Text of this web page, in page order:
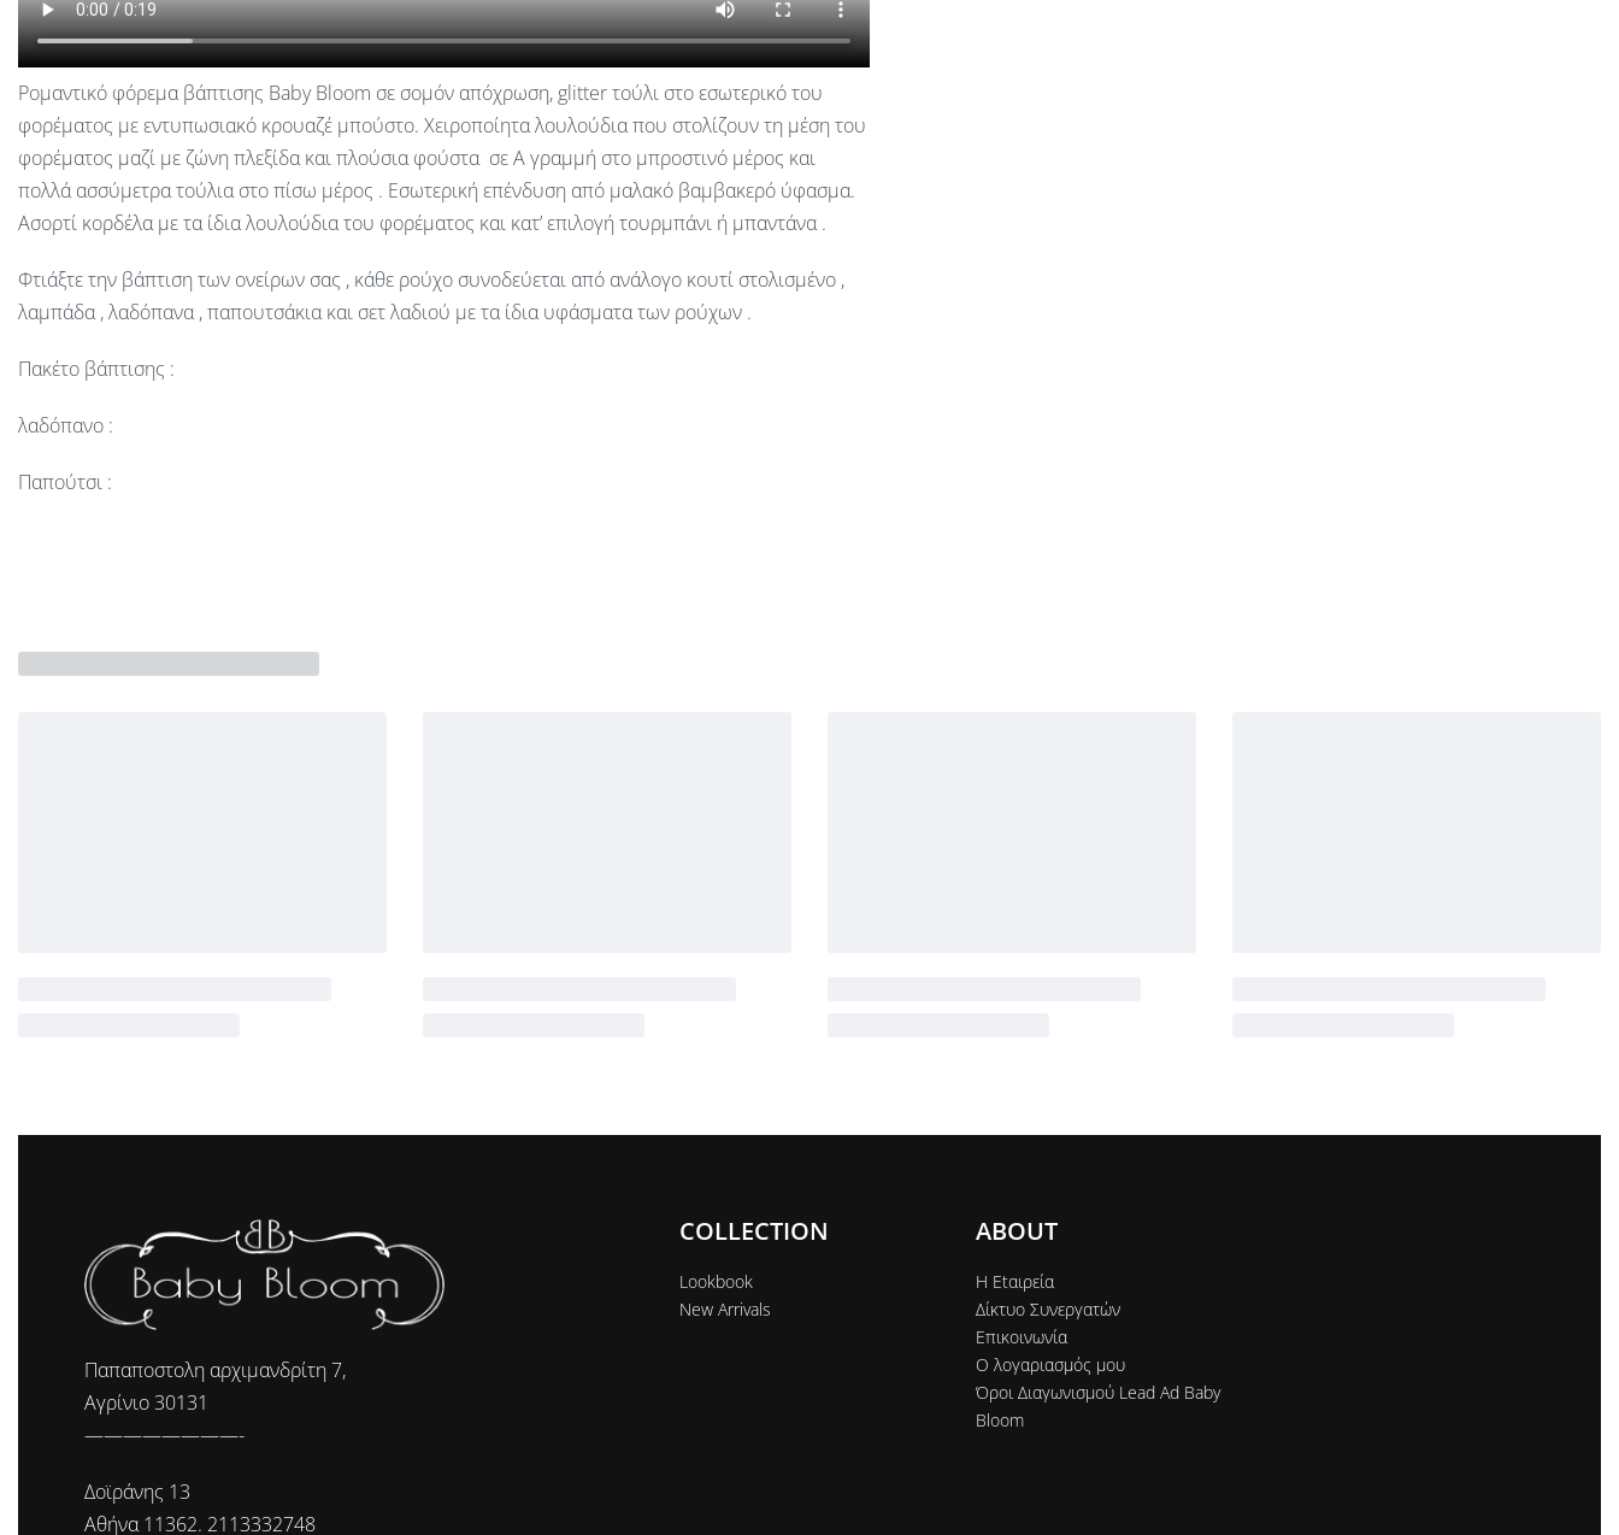
Ρομαντικό φόρεμα βάπτισης Baby Bloom σε σομόν απόχρωση, glitter τούλι στο εσωτερικό του
φορέματος με εντυπωσιακό κρουαζέ μπούστο. Χειροποίητα λουλούδια που στολίζουν τη μέση του
φορέματος μαζί με ζώνη πλεξίδα και πλούσια φούστα σε Α γραμμή στο μπροστινό μέρος και
πολλά ασσύμετρα τούλια στο πίσω μέρος . Εσωτερική επένδυση από μαλακό βαμβακερό ύφασμα.
Ασορτί κορδέλα με τα ίδια λουλούδια του φορέματος και κατ’ επιλογή τουρμπάνι ή μπαντάνα .
Φτιάξτε την βάπτιση των ονείρων σας , κάθε ρούχο συνοδεύεται από ανάλογο κουτί στολισμένο ,
λαμπάδα , λαδόπανα , παπουτσάκια και σετ λαδιού με τα ίδια υφάσματα των ρούχων .
Πακέτο βάπτισης :
λαδόπανο :
Παπούτσι :
Παπαποστολη αρχιμανδρίτη 7,
Αγρίνιο 30131
————————-
Δοϊράνης 13
Αθήνα 11362. 2113332748
COLLECTION
Lookbook
New Arrivals
ABOUT
Η Εtαιρεία
Δίκτυο Συνεργατών
Επικοινωνία
Ο λογαριασμός μου
Όροι Διαγωνισμού Lead Ad Baby
Bloom